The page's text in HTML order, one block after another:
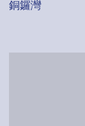
銅鑼灣